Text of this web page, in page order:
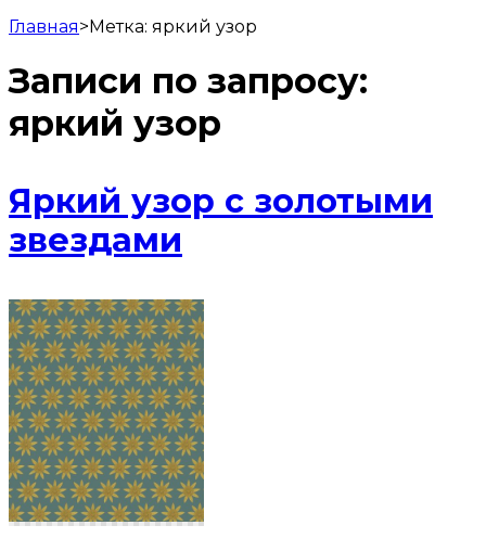
Главная>Метка: яркий узор
Записи по запросу:
яркий узор
Яркий узор с золотыми
звездами